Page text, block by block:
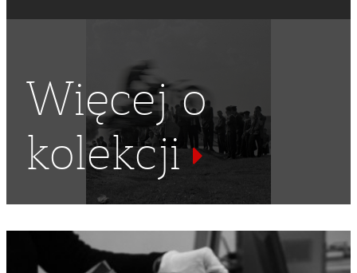
DZIECKO POD PŁOTEM
Więcej o
kolekcji